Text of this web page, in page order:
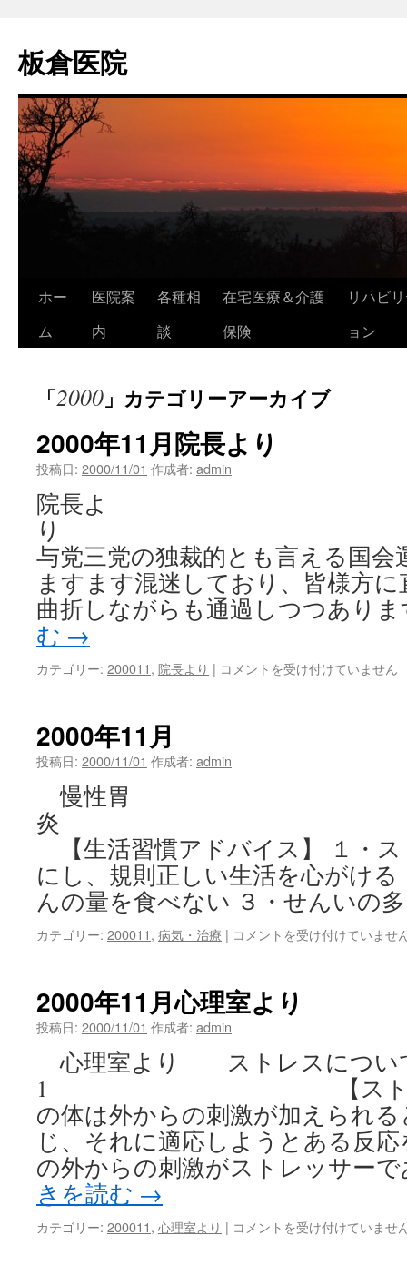
テ
ン
へ
ス
キ
ッ
プ
板倉医院
ホー
ム
医院案
内
各種相
談
在宅医療＆介護
保険
リハビ
ョン
「2000 」カテゴリーアーカイブ
2000年11月院長より
投稿日: 2000/11/01 作成者: admin
院長よ
与党三党の独裁的とも言える国会
ますます混迷しており、皆様方
曲折しながらも通過しつつあり
む →
カテゴリー: 200011, 院長より | 2000
長
コメントを受け付けていません
2000年11月
投稿日: 2000/11/01 作成者: admin
慢性胃
【生活習慣アドバイス】 １・
にし、規則正しい生活を心がけ
んの量を食べない ３・せんいの
カテゴリー: 200011, 病気・治療 | 2000
月
は
コメントを受け付けていませ
2000年11月心理室より
投稿日: 2000/11/01 作成者: admin
心理室より ストレスについ
1 【ストレスと
の体は外からの刺激が加えられ
じ、それに適応しようとある反
の外からの刺激がストレッサー
きを読む →
カテゴリー: 200011, 心理室より | 2000
コメントを受け付けていませ